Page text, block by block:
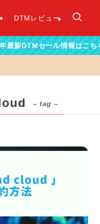
DTMレビュー
ル情報はこちらから！】
– tag –